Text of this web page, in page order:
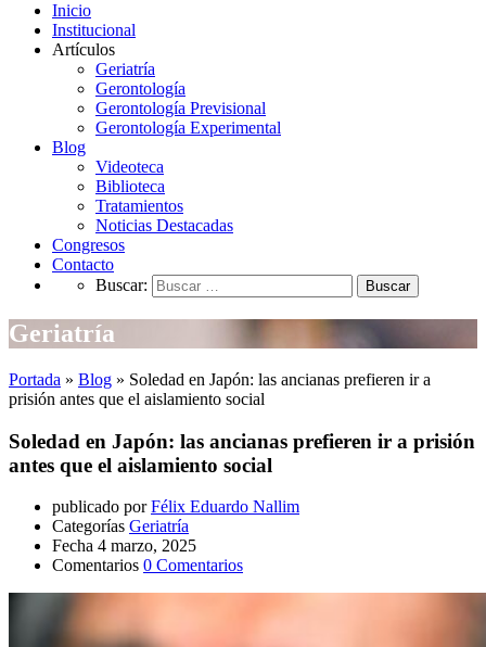
Inicio
Institucional
Artículos
Geriatría
Gerontología
Gerontología Previsional
Gerontología Experimental
Blog
Videoteca
Biblioteca
Tratamientos
Noticias Destacadas
Congresos
Contacto
Buscar:
Geriatría
Portada » Blog » Soledad en Japón: las ancianas prefieren ir a
prisión antes que el aislamiento social
Soledad en Japón: las ancianas prefieren ir a prisión
antes que el aislamiento social
publicado por Félix Eduardo Nallim
Categorías Geriatría
Fecha 4 marzo, 2025
Comentarios 0 Comentarios